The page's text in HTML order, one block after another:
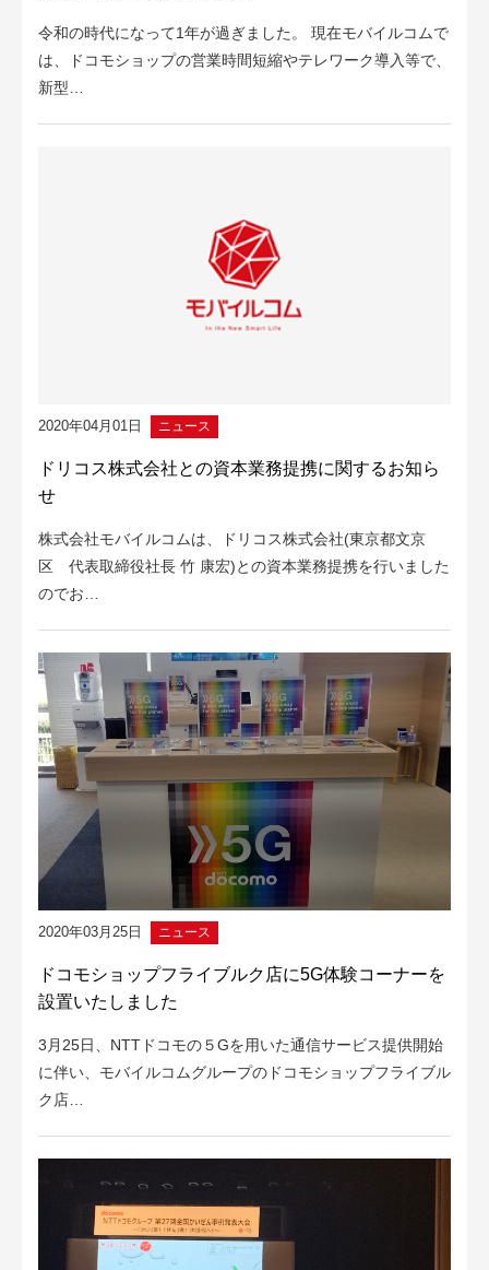
令和の時代になって1年が過ぎました。 現在モバイルコムで
は、ドコモショップの営業時間短縮やテレワーク導入等で、
新型…
2020年04月01日 ニュース
ドリコス株式会社との資本業務提携に関するお知ら
せ
株式会社モバイルコムは、ドリコス株式会社(東京都文京
区 代表取締役社長 竹 康宏)との資本業務提携を行いました
のでお…
2020年03月25日 ニュース
ドコモショップフライブルク店に5G体験コーナーを
設置いたしました
3月25日、NTTドコモの５Gを用いた通信サービス提供開始
に伴い、モバイルコムグループのドコモショップフライブル
ク店…